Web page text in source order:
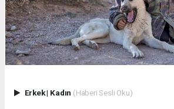
Erkek| Kadın (Haberi Sesli Oku)